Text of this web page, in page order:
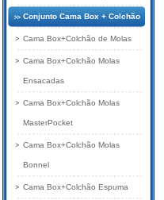
Conjunto Cama Box + Colchão
Cama Box+Colchão de Molas
Cama Box+Colchão Molas
Ensacadas
Cama Box+Colchão Molas
MasterPocket
Cama Box+Colchão Molas
Bonnel
Cama Box+Colchão Espuma